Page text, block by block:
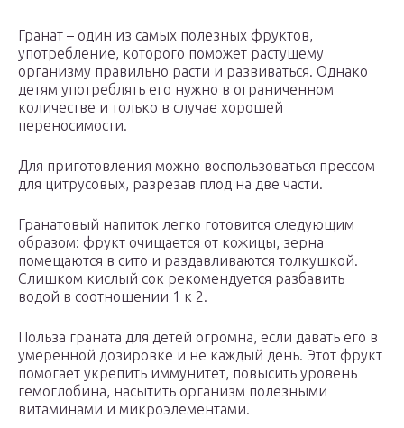
Гранат – один из самых полезных фруктов,
употребление, которого поможет растущему
организму правильно расти и развиваться. Однако
детям употреблять его нужно в ограниченном
количестве и только в случае хорошей
переносимости.
Для приготовления можно воспользоваться прессом
для цитрусовых, разрезав плод на две части.
Гранатовый напиток легко готовится следующим
образом: фрукт очищается от кожицы, зерна
помещаются в сито и раздавливаются толкушкой.
Слишком кислый сок рекомендуется разбавить
водой в соотношении 1 к 2.
Польза граната для детей огромна, если давать его в
умеренной дозировке и не каждый день. Этот фрукт
помогает укрепить иммунитет, повысить уровень
гемоглобина, насытить организм полезными
витаминами и микроэлементами.